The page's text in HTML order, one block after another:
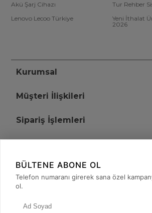
Akü Şarj Cihazı
Tur Rehber
Lenovo Lecoo Türkiye
Yeni İthalat
2026
Kurumsal
Müşteri İlişkileri
Sipariş İşlemleri
+90 (850) 473 08
BÜLTENE ABONE OL
Telefon numaranı girerek sana özel
ol.